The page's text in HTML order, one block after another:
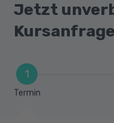
Jetzt
1
Termin